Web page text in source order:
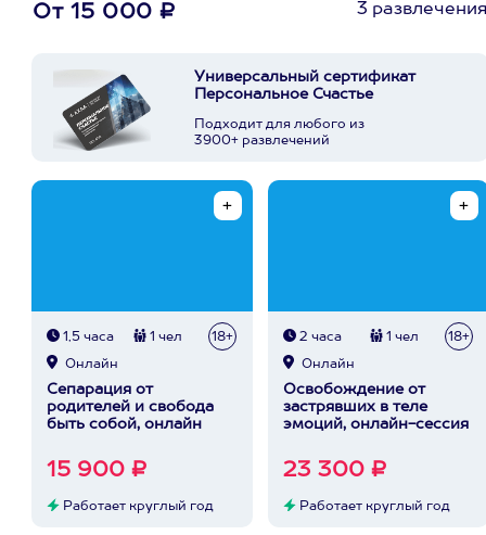
От 15 000 ₽ 3
Универсальный сертификат
Персональное Счастье
Подходит для любого из
3900+ развлечений
1,5 часа 1 чел 18+
Онлайн
Сепарация от
родителей и свобода
быть собой, онлайн
15 900 ₽
Работает круглый год
2 часа 1 чел 18+
Онлайн
Освобождение от
застрявших в теле
эмоций, онлайн-сессия
23 300 ₽
Работает круглый год